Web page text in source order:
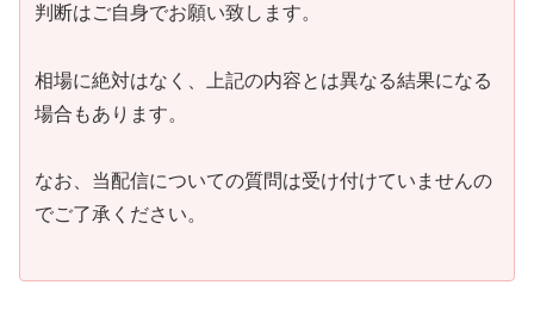
判断はご自身でお願い致します。
相場に絶対はなく、上記の内容とは異なる結果になる
場合もあります。
なお、当配信についての質問は受け付けていませんの
でご了承ください。